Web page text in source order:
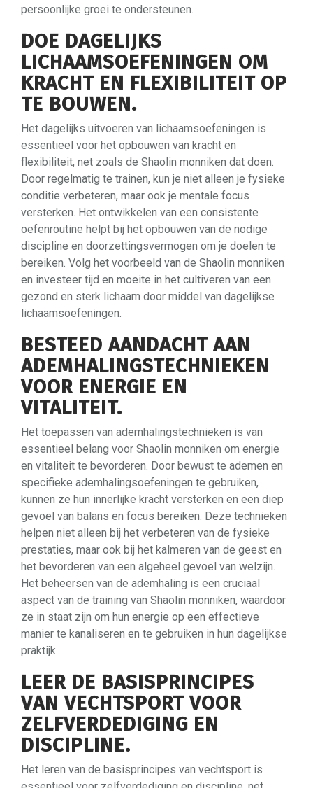
persoonlijke groei te ondersteunen.
DOE DAGELIJKS
LICHAAMSOEFENINGEN OM
KRACHT EN FLEXIBILITEIT OP
TE BOUWEN.
Het dagelijks uitvoeren van lichaamsoefeningen is
essentieel voor het opbouwen van kracht en
flexibiliteit, net zoals de Shaolin monniken dat doen.
Door regelmatig te trainen, kun je niet alleen je fysieke
conditie verbeteren, maar ook je mentale focus
versterken. Het ontwikkelen van een consistente
oefenroutine helpt bij het opbouwen van de nodige
discipline en doorzettingsvermogen om je doelen te
bereiken. Volg het voorbeeld van de Shaolin monniken
en investeer tijd en moeite in het cultiveren van een
gezond en sterk lichaam door middel van dagelijkse
lichaamsoefeningen.
BESTEED AANDACHT AAN
ADEMHALINGSTECHNIEKEN
VOOR ENERGIE EN
VITALITEIT.
Het toepassen van ademhalingstechnieken is van
essentieel belang voor Shaolin monniken om energie
en vitaliteit te bevorderen. Door bewust te ademen en
specifieke ademhalingsoefeningen te gebruiken,
kunnen ze hun innerlijke kracht versterken en een diep
gevoel van balans en focus bereiken. Deze technieken
helpen niet alleen bij het verbeteren van de fysieke
prestaties, maar ook bij het kalmeren van de geest en
het bevorderen van een algeheel gevoel van welzijn.
Het beheersen van de ademhaling is een cruciaal
aspect van de training van Shaolin monniken, waardoor
ze in staat zijn om hun energie op een effectieve
manier te kanaliseren en te gebruiken in hun dagelijkse
praktijk.
LEER DE BASISPRINCIPES
VAN VECHTSPORT VOOR
ZELFVERDEDIGING EN
DISCIPLINE.
Het leren van de basisprincipes van vechtsport is